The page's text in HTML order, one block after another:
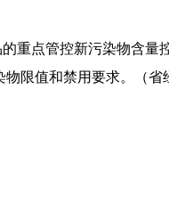
重点管控新污染物含
限值和禁用要求。（